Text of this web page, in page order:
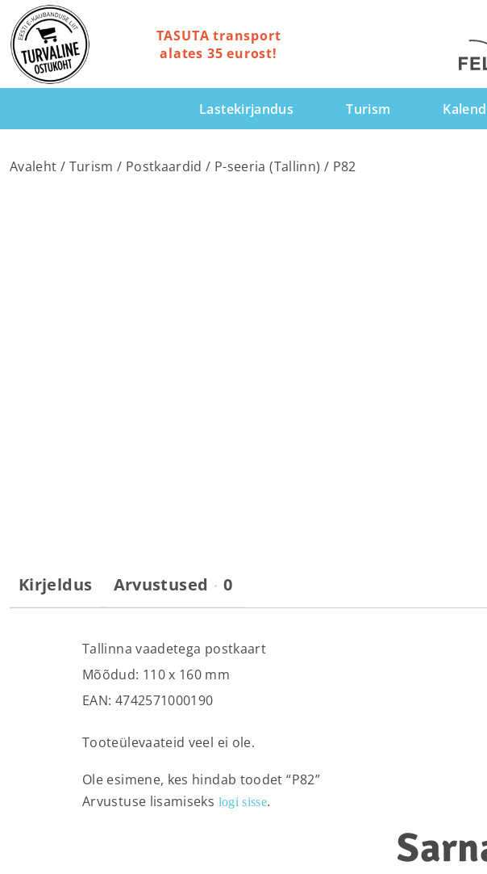
TASUTA transport
alates 35 eurost!
Lastekirjandus Turism
Avaleht / Turism / Postkaardid / P-seeria (Tallinn) / P82
Kirjeldus Arvustused 0
Tallinna vaadetega postkaart
Mõõdud: 110 х 160 mm
EAN: 4742571000190
Tooteülevaateid veel ei ole.
Ole esimene, kes hindab toodet “P82”
Arvustuse lisamiseks logi sisse.